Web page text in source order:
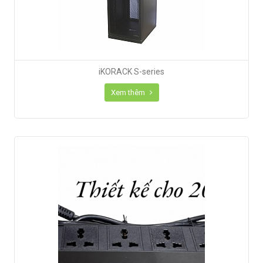
iKORACK S-series
Xem thêm